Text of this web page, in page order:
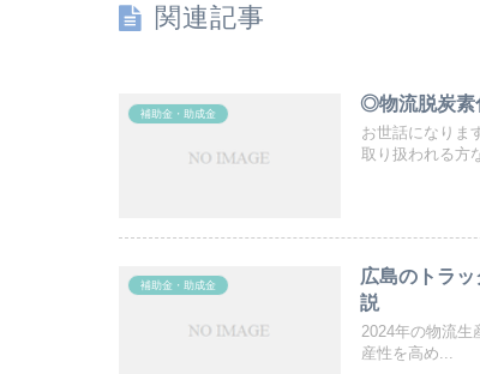
関連記事
補助金・助成金 ◎物流脱炭素
お世話になりま
取り扱われる方
補助金・助成金
広島のトラ
説
2024年の物流生
産性を高め...